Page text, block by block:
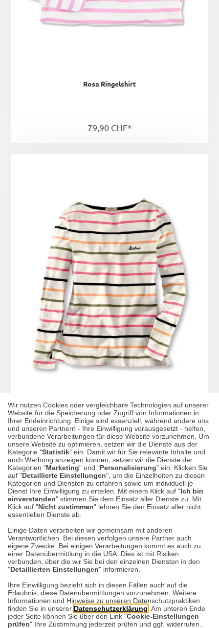
Wir nutzen Cookies oder vergleichbare Technologien auf unserer
Website für die Speicherung oder Zugriff von Informationen in
Ihrer Endeinrichtung. Einige sind essenziell, während andere uns
und unseren Partnern - Ihre Einwilligung vorausgesetzt - helfen,
verbundene Verarbeitungen für diese Website vorzunehmen. Um
unsere Website zu optimieren, setzen wir die Dienste aus der
Kategorie "Statistik" ein. Damit wir für Sie relevante Inhalte und
auch Werbung anzeigen können, setzen wir die Dienste der
Kategorien "Marketing" und "Personalisierung" ein. Klicken Sie
auf "Detaillierte Einstellungen", um die Einzelheiten zu diesen
Kategorien und Diensten zu erfahren sowie um individuell je
Dienst Ihre Einwilligung zu erteilen. Mit einem Klick auf "Ich bin
einverstanden" stimmen Sie dem Einsatz aller Dienste zu. Mit
Klick auf "Nicht zustimmen" lehnen Sie den Einsatz aller nicht
essentiellen Dienste ab.
Einige Daten verarbeiten wir gemeinsam mit anderen
Verantwortlichen. Bei diesen verfolgen unsere Partner auch
eigene Zwecke. Bei einigen Verarbeitungen kommt es auch zu
einer Datenübermittlung in die USA. Dies ist mit Risiken
verbunden, über die wir Sie bei den einzelnen Diensten in den
"Detaillierten Einstellungen" informieren.
Ihre Einwilligung bezieht sich in diesen Fällen auch auf die
Erlaubnis, diese Datenübermittlungen vorzunehmen. Weitere
Informationen und Hinweise zu unseren Datenschutzpraktiken
finden Sie in unserer Datenschutzerklärung . Am unteren Ende
jeder Seite können Sie über den Link "Cookie-Einstellungen
prüfen" Ihre Zustimmung jederzeit prüfen und ggf. widerrufen..
Rosa Ringelshirt
79,90 CHF*
Barbour-Ringeslhirt Hawkins
64,90 CHF*
Datenschutz
Impressum
Kontakt